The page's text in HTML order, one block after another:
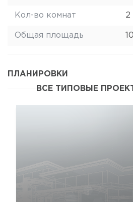
Кол-во комнат 2
Общая площадь
ПЛАНИРОВКИ
ВСЕ ТИПОВЫЕ